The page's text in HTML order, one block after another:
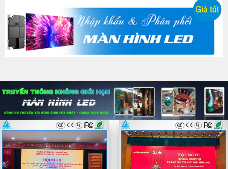
Trang trí LED tòa nhà, đô thị